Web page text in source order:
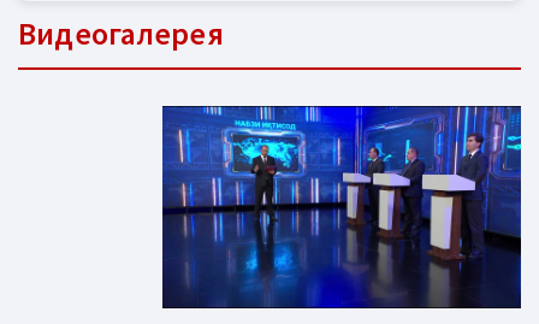
Видеогалерея